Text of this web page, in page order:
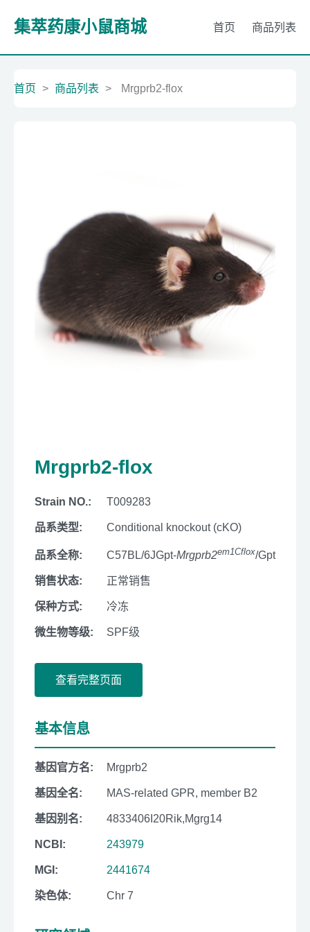
集萃药康小鼠商城 首页 商品列表
首页 > 商品列表 > Mrgprb2-flox
Mrgprb2-flox
Strain NO.: T009283
品系类型: Conditional knockout (cKO)
品系全称: C57BL/6JGpt-Mrgprb2em1Cflox/Gpt
销售状态: 正常销售
保种方式: 冷冻
微生物等级: SPF级
查看完整页面
基本信息
基因官方名: Mrgprb2
基因全名: MAS-related GPR, member B2
基因别名: 4833406I20Rik,Mgrg14
NCBI: 243979
MGI: 2441674
染色体: Chr 7